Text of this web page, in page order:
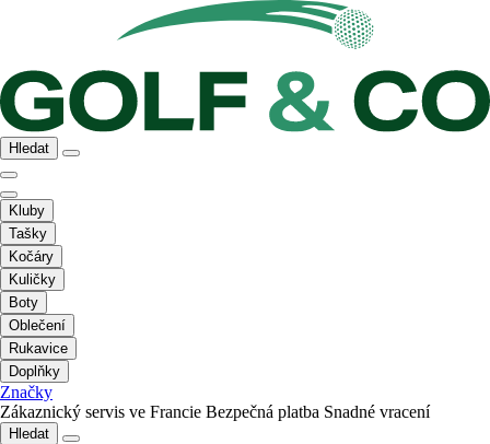
Hledat
Kluby
Tašky
Kočáry
Kuličky
Boty
Oblečení
Rukavice
Doplňky
Značky
Zákaznický servis ve Francie Bezpečná platba Snadné vracení
Hledat